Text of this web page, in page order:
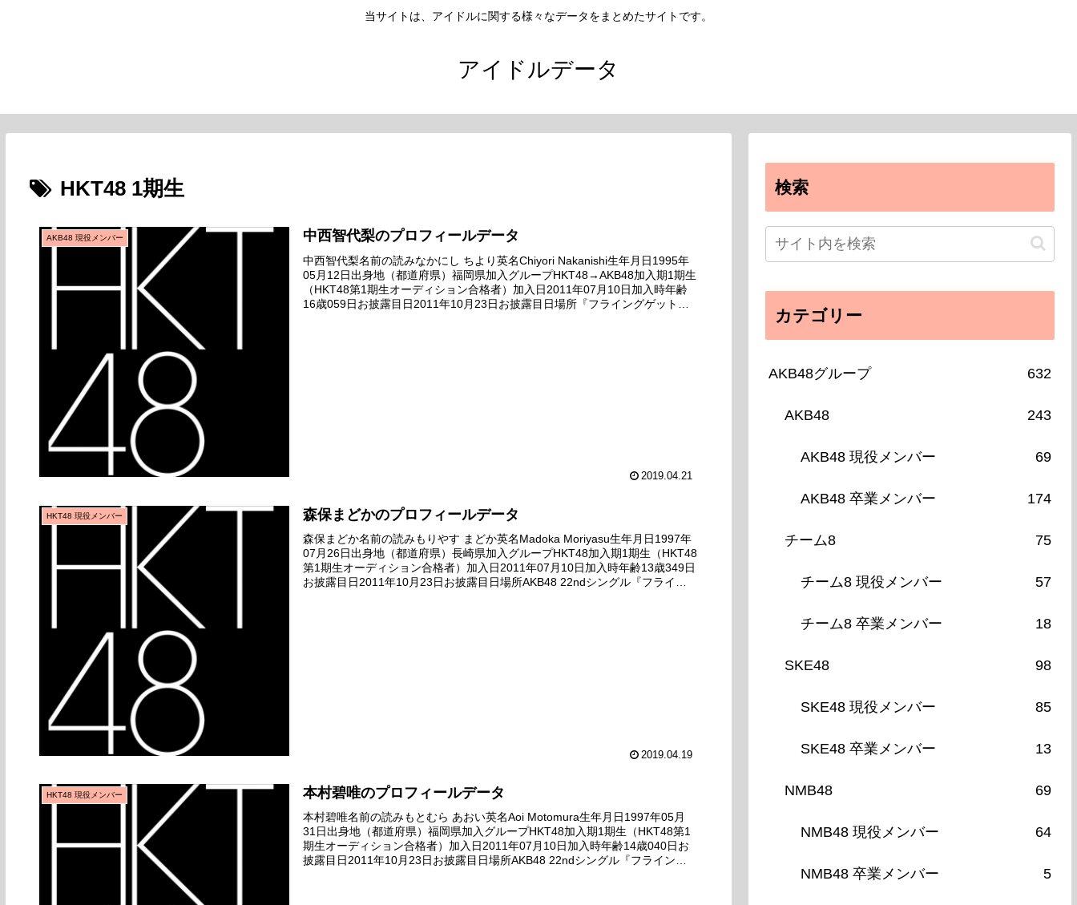
当サイトは、アイドルに関する様々なデータをまとめたサイトです。
アイドルデータ
HKT48 1期生
AKB48 現役メンバー 中西智代梨のプロフィールデータ
中西智代梨名前の読みなかにし ちより英名Chiyori Nakanishi生年月日1995年
05月12日出身地（都道府県）福岡県加入グループHKT48→AKB48加入期1期生
（HKT48第1期生オーディション合格者）加入日2011年07月10日加入時年齢
16歳059日お披露目日2011年10月23日お披露目日場所『フライングゲット』
2019.04.21
HKT48 現役メンバー 森保まどかのプロフィールデータ
森保まどか名前の読みもりやす まどか英名Madoka Moriyasu生年月日1997年
07月26日出身地（都道府県）長崎県加入グループHKT48加入期1期生（HKT48
第1期生オーディション合格者）加入日2011年07月10日加入時年齢13歳349日
お披露目日2011年10月23日お披露目日場所AKB48 22ndシングル『フライン
2019.04.19
HKT48 現役メンバー 本村碧唯のプロフィールデータ
本村碧唯名前の読みもとむら あおい英名Aoi Motomura生年月日1997年05月
31日出身地（都道府県）福岡県加入グループHKT48加入期1期生（HKT48第1
期生オーディション合格者）加入日2011年07月10日加入時年齢14歳040日お
披露目日2011年10月23日お披露目日場所AKB48 22ndシングル『フライング
検索
カテゴリー
AKB48グループ 632
AKB48 243
AKB48 現役メンバー 69
AKB48 卒業メンバー 174
チーム8 75
チーム8 現役メンバー 57
チーム8 卒業メンバー 18
SKE48 98
SKE48 現役メンバー 85
SKE48 卒業メンバー 13
NMB48 69
NMB48 現役メンバー 64
NMB48 卒業メンバー 5